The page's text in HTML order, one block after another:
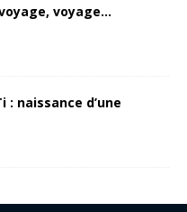
voyage…
: naissance d’une